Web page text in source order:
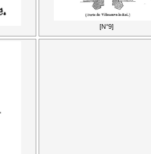
[N°9]